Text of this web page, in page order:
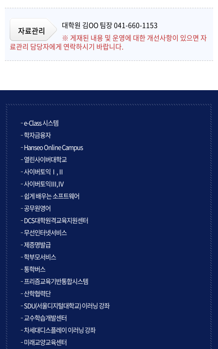
자료관리
대학원 김OO 팀장 041-660-1153
※ 게재된 내용 및 운영에 대한 개선사항이 있으면 자
료관리 담당자에게 연락하시기 바랍니다.
e-Class 시스템
학자금융자
Hanseo Online Campus
열린사이버대학교
사이버토익Ⅰ,Ⅱ
사이버토익Ⅲ,Ⅳ
쉽게 배우는 소프트웨어
공무원영어
DCS대학원격교육지원센터
무선인터넷서비스
제증명발급
학부모서비스
통학버스
프리즘교육기반통합시스템
산학협력단
SDU(서울디지털대학교) 이러닝 강좌
교수학습개발센터
차세대디스플레이 이러닝 강좌
미래교양교육센터